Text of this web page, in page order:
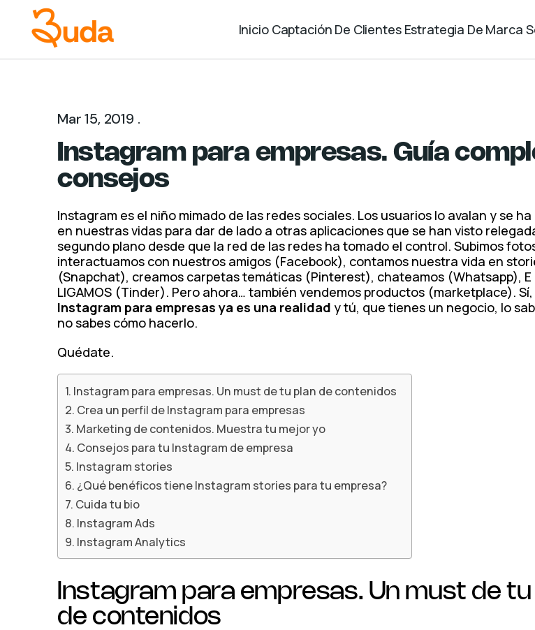
Inicio Captación De Clientes Estrategia De Marca
Mar 15, 2019 .
Instagram para empresas. Guía
consejos
Instagram es el niño mimado de las redes sociales. Los usuarios lo avalan y se
en nuestras vidas para dar de lado a otras aplicaciones que se han visto
segundo plano desde que la red de las redes ha tomado el control. Subimos
interactuamos con nuestros amigos (Facebook), contamos nuestra vida en
(Snapchat), creamos carpetas temáticas (Pinterest), chateamos (Whatsapp), E
LIGAMOS (Tinder). Pero ahora… también vendemos productos (marketplace). Sí,
Instagram para empresas ya es una realidad y tú, que tienes un negocio, lo
no sabes cómo hacerlo.
Quédate.
Instagram para empresas. Un must de tu plan de contenidos
Crea un perfil de Instagram para empresas
Marketing de contenidos. Muestra tu mejor yo
Consejos para tu Instagram de empresa
Instagram stories
¿Qué benéficos tiene Instagram stories para tu empresa?
Cuida tu bio
Instagram Ads
Instagram Analytics
Instagram para empresas. Un must de tu
de contenidos